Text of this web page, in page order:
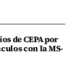
de CEPA por
con la MS-